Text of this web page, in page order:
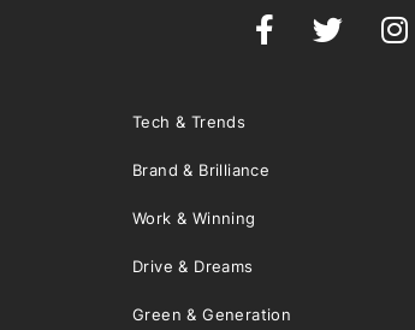
Tech & Trends
Brand & Brilliance
Work & Winning
Drive & Dreams
Green & Generation